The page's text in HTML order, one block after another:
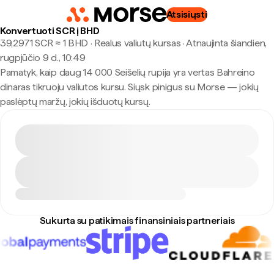
Atsisiųsti
Konvertuoti SCR į BHD
39,2971 SCR ≈ 1 BHD · Realus valiutų kursas ·Atnaujinta šiandien,
rugpjūčio 9 d., 10:49
Pamatyk, kaip daug 14 000 Seišelių rupija yra vertas Bahreino
dinaras tikruoju valiutos kursu. Siųsk pinigus su Morse — jokių
paslėptų maržų, jokių išduotų kursų.
Sukurta su patikimais finansiniais partneriais